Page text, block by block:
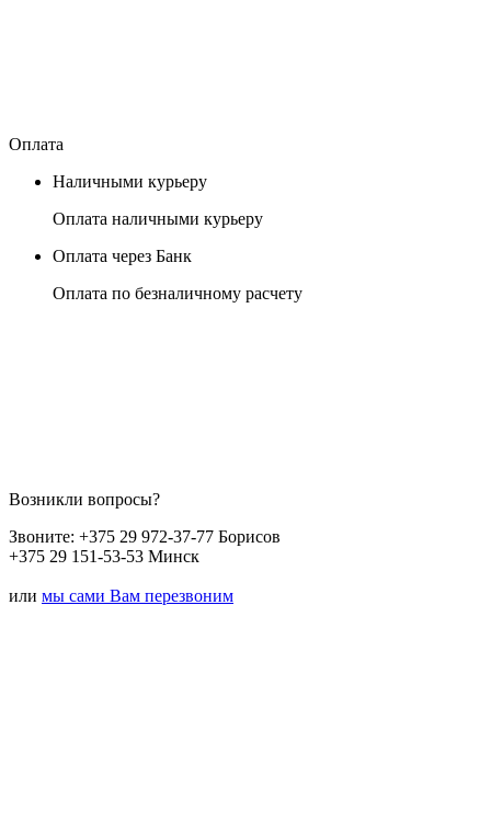
Оплата
Наличными курьеру
Оплата наличными курьеру
Оплата через Банк
Оплата по безналичному расчету
Возникли вопросы?
Звоните: +375 29 972-37-77 Борисов
+375 29 151-53-53 Минск
или мы сами Вам перезвоним